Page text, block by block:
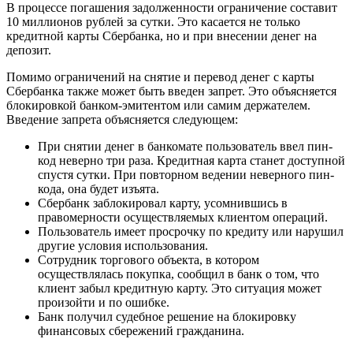
В процессе погашения задолженности ограничение составит
10 миллионов рублей за сутки. Это касается не только
кредитной карты Сбербанка, но и при внесении денег на
депозит.
Помимо ограничений на снятие и перевод денег с карты
Сбербанка также может быть введен запрет. Это объясняется
блокировкой банком-эмитентом или самим держателем.
Введение запрета объясняется следующем:
При снятии денег в банкомате пользователь ввел пин-
код неверно три раза. Кредитная карта станет доступной
спустя сутки. При повторном ведении неверного пин-
кода, она будет изъята.
Сбербанк заблокировал карту, усомнившись в
правомерности осуществляемых клиентом операций.
Пользователь имеет просрочку по кредиту или нарушил
другие условия использования.
Сотрудник торгового объекта, в котором
осуществлялась покупка, сообщил в банк о том, что
клиент забыл кредитную карту. Это ситуация может
произойти и по ошибке.
Банк получил судебное решение на блокировку
финансовых сбережений гражданина.